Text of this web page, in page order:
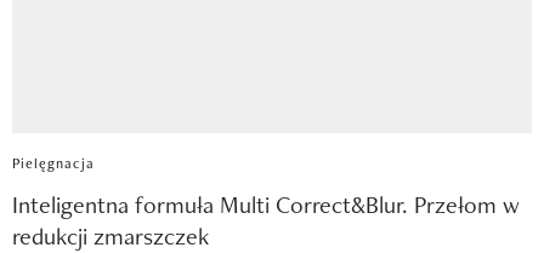
Pielęgnacja
Inteligentna formuła Multi Correct&Blur. Przełom w
redukcji zmarszczek